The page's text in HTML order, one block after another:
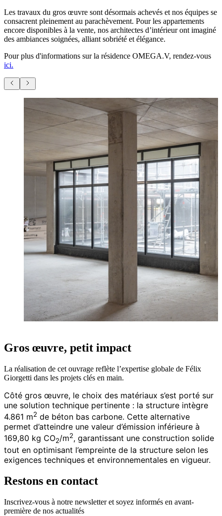
Les travaux du gros œuvre sont désormais achevés et nos équipes se
consacrent pleinement au parachèvement. Pour les appartements
encore disponibles à la vente, nos architectes d’intérieur ont imaginé
des ambiances soignées, alliant sobriété et élégance.
Pour plus d'informations sur la résidence OMEGA.V, rendez-vous
ici.
Gros œuvre, petit impact
La réalisation de cet ouvrage reflète l’expertise globale de Félix
Giorgetti dans les projets clés en main.
Côté gros œuvre, le choix des matériaux s’est porté sur
une solution technique pertinente : la structure intègre
4.861 m2 de béton bas carbone. Cette alternative
permet d’atteindre une valeur d’émission inférieure à
169,80 kg CO2/m2, garantissant une construction solide
tout en optimisant l’empreinte de la structure selon les
exigences techniques et environnementales en vigueur.
Restons en contact
Inscrivez-vous à notre newsletter et soyez informés en avant-
première de nos actualités